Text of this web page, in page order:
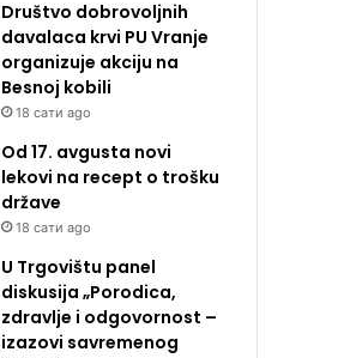
Društvo dobrovoljnih
davalaca krvi PU Vranje
organizuje akciju na
Besnoj kobili
18 сати ago
Od 17. avgusta novi
lekovi na recept o trošku
države
18 сати ago
U Trgovištu panel
diskusija „Porodica,
zdravlje i odgovornost –
izazovi savremenog